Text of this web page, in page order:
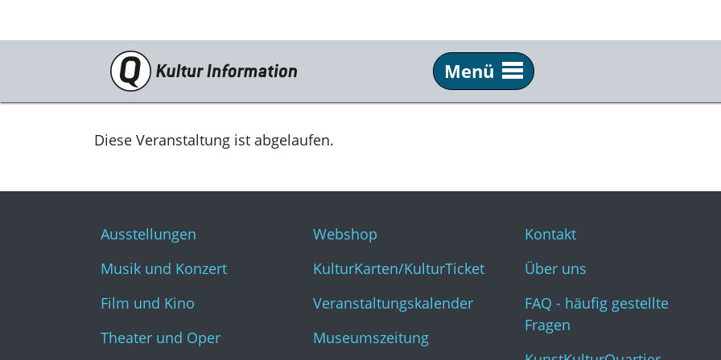
Menü
Veranstaltungen
Ausstellungen
Theater und Oper
Literatur
Service
Museumszeitung
Diese Veranstaltung ist abgelaufen.
Ausstellungen
Musik und Konzert
Film und Kino
Theater und Oper
Webshop
KulturKarten/KulturTicket
Veranstaltungskalender
Museumszeitung
Kontakt
Über uns
FAQ - häufig gestellte
Fragen